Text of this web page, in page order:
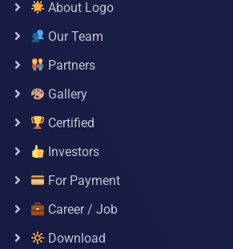
About Logo
Our Team
Partners
Gallery
Certified
Investors
For Payment
Career / Job
Download